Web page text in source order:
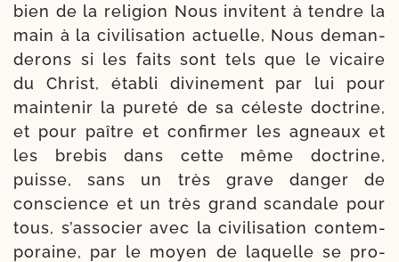
bien de la reli­gion Nous invitent à tendre la
main à la civi­li­sa­tion actuelle, Nous deman­
de­rons si les faits sont tels que le vicaire
du Christ, éta­bli divi­ne­ment par lui pour
main­tenir la pure­té de sa céleste doc­trine,
et pour paître et confir­mer les agneaux et
les bre­bis dans cette même doc­trine,
puisse, sans un très grave dan­ger de
conscience et un très grand scan­dale pour
tous, s’associer avec la civi­li­sa­tion contem­
po­raine, par le moyen de laquelle se pro­